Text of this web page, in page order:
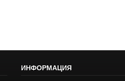
ИНФОРМАЦИЯ